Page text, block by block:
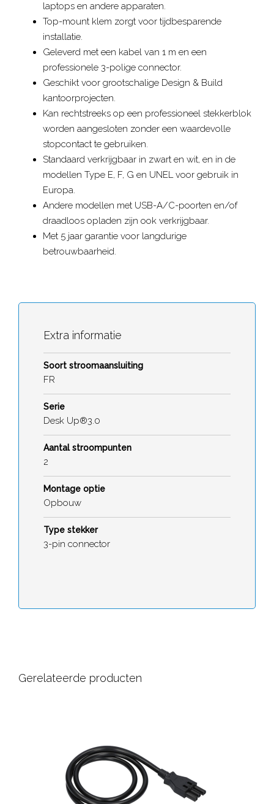
laptops en andere apparaten.
Top-mount klem zorgt voor tijdbesparende
installatie.
Geleverd met een kabel van 1 m en een
professionele 3-polige connector.
Geschikt voor grootschalige Design & Build
kantoorprojecten.
Kan rechtstreeks op een professioneel stekkerblok
worden aangesloten zonder een waardevolle
stopcontact te gebruiken.
Standaard verkrijgbaar in zwart en wit, en in de
modellen Type E, F, G en UNEL voor gebruik in
Europa.
Andere modellen met USB-A/C-poorten en/of
draadloos opladen zijn ook verkrijgbaar.
Met 5 jaar garantie voor langdurige
betrouwbaarheid.
Extra informatie
Soort stroomaansluiting
FR
Serie
Desk Up®3.0
Aantal stroompunten
2
Montage optie
Opbouw
Type stekker
3-pin connector
Gerelateerde producten